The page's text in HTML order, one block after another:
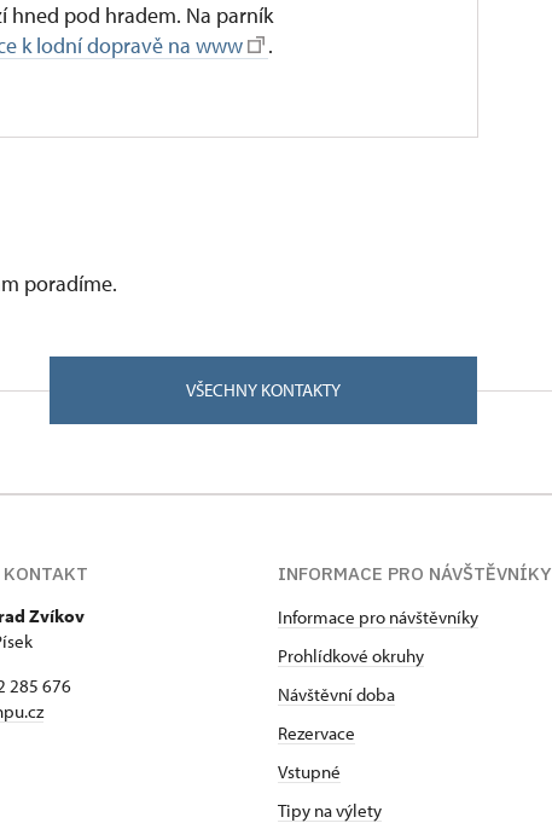
hned pod hradem. Na parník
k lodní dopravě na www .
poradíme.
VŠECHNY KONTAKTY
KONTAKT
Zvíkov
285 676
INFORMACE PRO NÁVŠTĚVNÍKY
Informace pro návštěvníky
Prohlídkové okruhy
Návštěvní doba
Rezervace
Vstupné
Tipy na výlety